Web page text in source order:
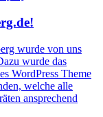
wurde von uns
wurde das
WordPress Theme
welche alle
ansprechend